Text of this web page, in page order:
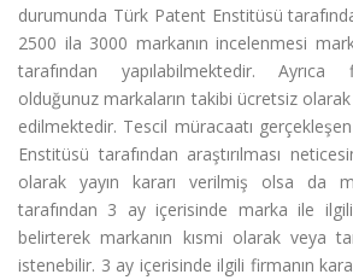
durumunda Türk Patent Enstitüsü
2500 ila 3000 markanın incelenmesi
tarafından yapılabilmektedir. Ayrıca
olduğunuz markaların takibi ücretsiz
edilmektedir. Tescil müracaatı
Enstitüsü tarafından araştırılması
olarak yayın kararı verilmiş olsa da
tarafından 3 ay içerisinde marka ile
belirterek markanın kısmi olarak veya
istenebilir. 3 ay içerisinde ilgili firmanın